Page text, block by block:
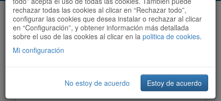
Audioruta Totes les rutes
Totes les rutes Ordenar per:Més recents/ Dificultat
Filtrar les rutes
rechazar todas las cookies al clicar en “Rechazar todo”,
configurar las cookies que desea instalar o rechazar al clicar
en “Configuración”, y obtener información más detallada
sobre el uso de las cookies al clicar en la politica de cookies.
Mi configuración
No estoy de acuerdo Estoy de acuerdo